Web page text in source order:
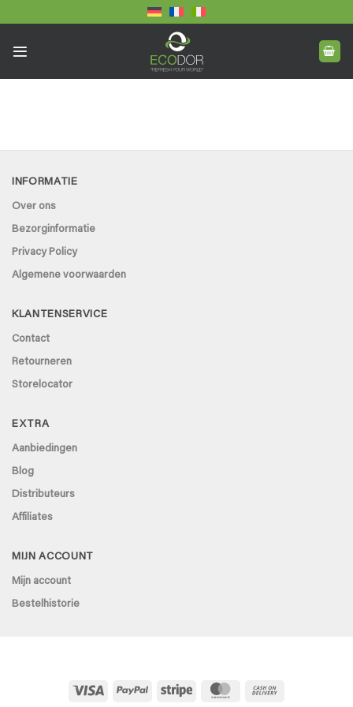
naar
INFORMATIE
Over ons
Bezorginformatie
Privacy Policy
Algemene voorwaarden
KLANTENSERVICE
Contact
Retourneren
Storelocator
EXTRA
Aanbiedingen
Blog
Distributeurs
Affiliates
MIJN ACCOUNT
Mijn account
Bestelhistorie
Visa PayPal Stripe MasterCard